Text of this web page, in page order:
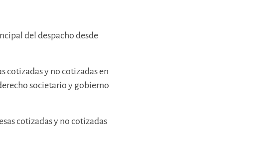
del despacho desde
cotizadas y no cotizadas en
societario y gobierno
cotizadas y no cotizadas